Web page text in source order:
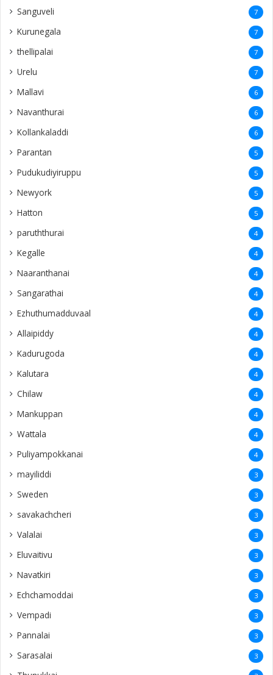
Sanguveli 7
Kurunegala 7
thellipalai 7
Urelu 7
Mallavi 6
Navanthurai 6
Kollankaladdi 6
Parantan 5
Pudukudiyiruppu 5
Newyork 5
Hatton 5
paruththurai 4
Kegalle 4
Naaranthanai 4
Sangarathai 4
Ezhuthumadduvaal 4
Allaipiddy 4
Kadurugoda 4
Kalutara 4
Chilaw 4
Mankuppan 4
Wattala 4
Puliyampokkanai 4
mayiliddi 3
Sweden 3
savakachcheri 3
Valalai 3
Eluvaitivu 3
Navatkiri 3
Echchamoddai 3
Vempadi 3
Pannalai 3
Sarasalai 3